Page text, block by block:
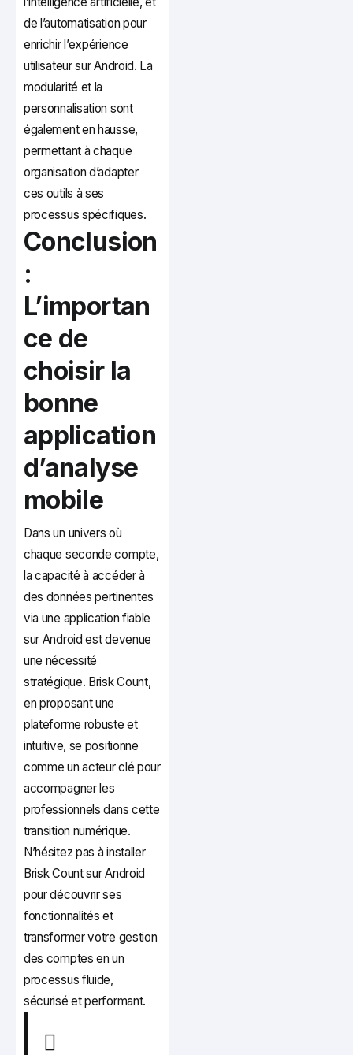
de l’automatisation pour
enrichir l’expérience
utilisateur sur Android. La
modularité et la
personnalisation sont
également en hausse,
permettant à chaque
organisation d’adapter
ces outils à ses
processus spécifiques.
Conclusion
:
L’importan
ce de
choisir la
bonne
application
d’analyse
mobile
Dans un univers où
chaque seconde compte,
la capacité à accéder à
des données pertinentes
via une application fiable
sur Android est devenue
une nécessité
stratégique. Brisk Count,
en proposant une
plateforme robuste et
intuitive, se positionne
comme un acteur clé pour
accompagner les
professionnels dans cette
transition numérique.
N’hésitez pas à installer
Brisk Count sur Android
pour découvrir ses
fonctionnalités et
transformer votre gestion
des comptes en un
processus fluide,
sécurisé et performant.